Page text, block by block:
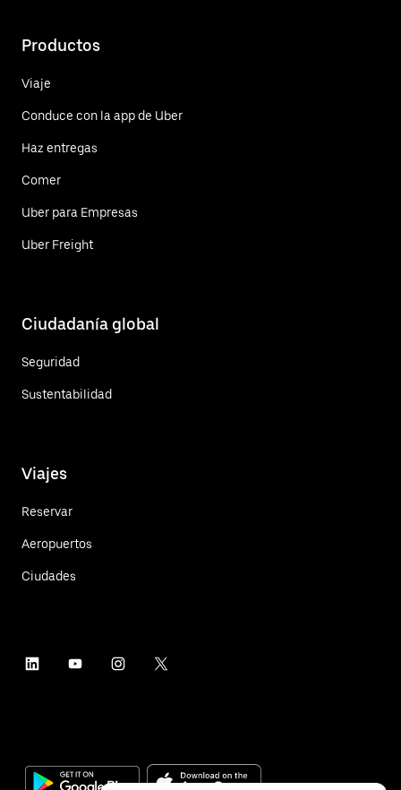
Productos
Viaje
Conduce con la app de Uber
Haz entregas
Comer
Uber para Empresas
Uber Freight
Ciudadanía global
Seguridad
Sustentabilidad
Viajes
Reservar
Aeropuertos
Ciudades